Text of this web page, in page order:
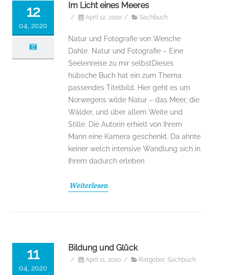
12
04, 2020
Im Licht eines Meeres
/ April 12, 2020 / Sachbuch
Natur und Fotografie von Wenche
Dahle Natur und Fotografie – Eine
Seelenreise zu mir selbstDieses
hübsche Buch hat ein zum Thema
passendes Titelbild. Hier geht es um
Norwegens wilde Natur – das Meer, die
Wälder, und über allem Weite und
Stille. Die Autorin erhielt von Ihrem
Mann eine Kamera geschenkt. Da ahnte
keiner welch intensive Wandlung sich in
Ihrem dadurch erleben
Weiterlesen
11
04, 2020
Bildung und Glück
/ April 11, 2020 / Ratgeber, Sachbuch